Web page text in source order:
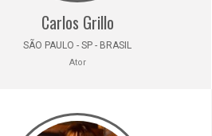
Carlos Grillo
SÃO PAULO - SP - BRASIL
Ator